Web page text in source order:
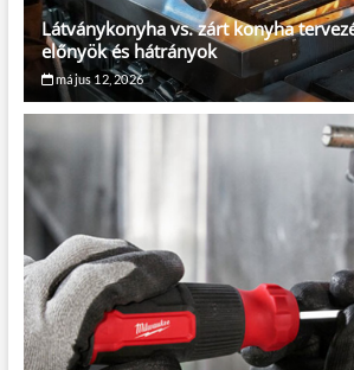
Látványkonyha vs. zárt konyha
előnyök és hátrányok
május 12, 2026